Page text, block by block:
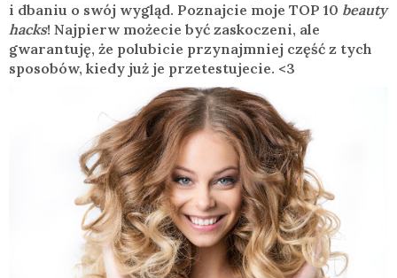
i dbaniu o swój wygląd. Poznajcie moje TOP 10 beauty
hacks! Najpierw możecie być zaskoczeni, ale
gwarantuję, że polubicie przynajmniej część z tych
sposobów, kiedy już je przetestujecie. <3